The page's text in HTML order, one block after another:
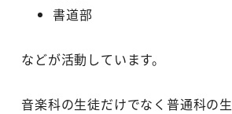
書道部
などが活動しています。
音楽科の生徒だけでなく普通科の